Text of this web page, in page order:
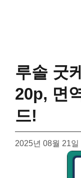
루솔 굿
20p, 면
드!
2025년 08월 21일